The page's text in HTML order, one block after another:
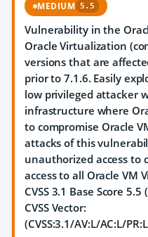
MEDIUM 5.5
Vulnerability in the
Oracle Virtualization
versions that are
prior to 7.1.6. Easily
low privileged attacker
infrastructure where
to compromise Oracle
attacks of this
unauthorized access to
access to all Oracle VM
CVSS 3.1 Base Score
CVSS Vector:
(CVSS:3.1/AV:L/AC:L/